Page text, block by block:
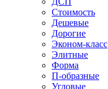
Стоимость
Дешевые
Дорогие
Эконом-класс
Элитные
Форма
П-образные
Угловые